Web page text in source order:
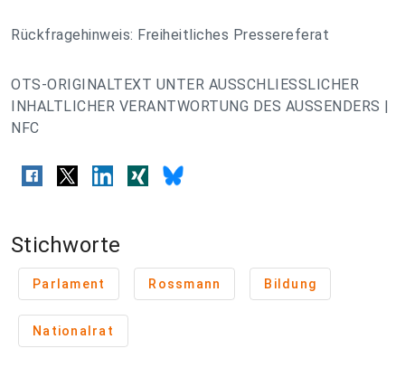
Rückfragehinweis: Freiheitliches Pressereferat
OTS-ORIGINALTEXT UNTER AUSSCHLIESSLICHER
INHALTLICHER VERANTWORTUNG DES AUSSENDERS |
NFC
Stichworte
Parlament Rossmann Bildung
Nationalrat